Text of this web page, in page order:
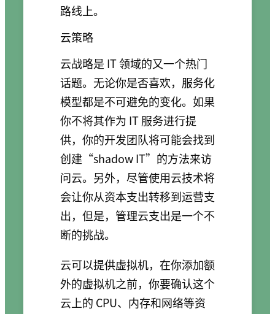
路线上。
云策略
云战略是 IT 领域的又一个热门
话题。无论你是否喜欢，服务化
模型都是不可避免的变化。如果
你不将其作为 IT 服务进行提
供，你的开发团队将可能会找到
创建“shadow IT”的方法来访
问云。另外，尽管使用云技术将
会让你从资本支出转移到运营支
出，但是，管理云支出是一个不
断的挑战。
云可以提供虚拟机，在你添加额
外的虚拟机之前，你要确认这个
云上的 CPU、内存和网络等资